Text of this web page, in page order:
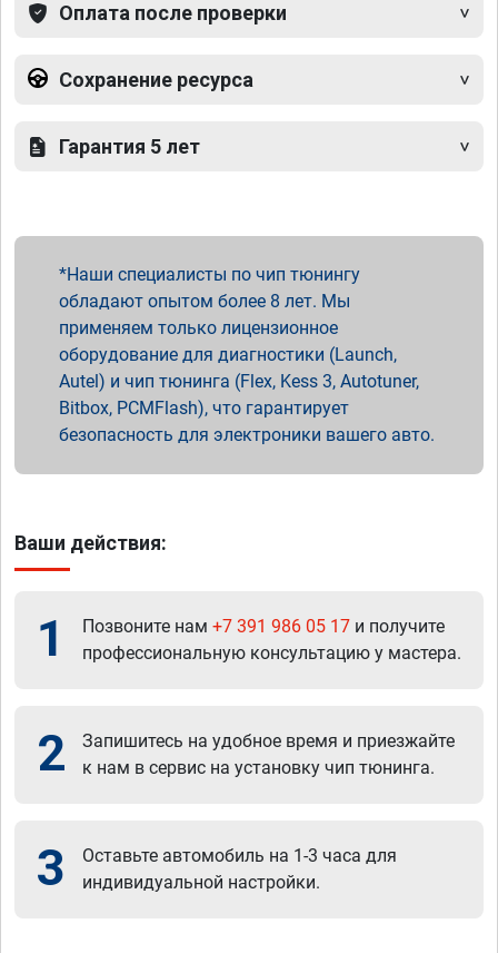
Оплата после проверки
Сохранение ресурса
Гарантия 5 лет
Наши специалисты по чип тюнингу
обладают опытом более 8 лет. Мы
применяем только лицензионное
оборудование для диагностики (Launch,
Autel) и чип тюнинга (Flex, Kess 3, Autotuner,
Bitbox, PCMFlash), что гарантирует
безопасность для электроники вашего авто.
Ваши действия:
1 Позвоните нам +7 391 986 05 17 и получите
профессиональную консультацию у мастера.
2
Запишитесь на удобное время и приезжайте
к нам в сервис на установку чип тюнинга.
3
Оставьте автомобиль на 1-3 часа для
индивидуальной настройки.